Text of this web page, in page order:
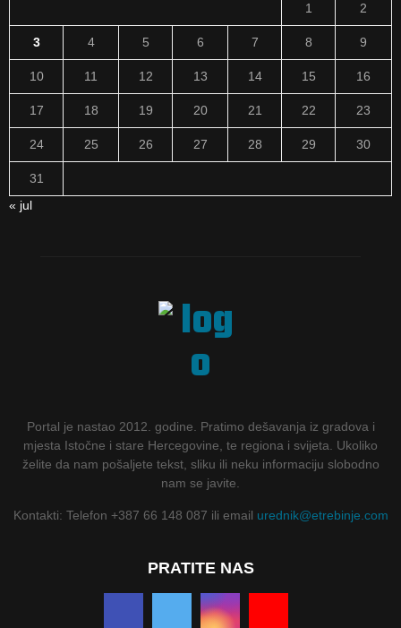
1 2
3 4 5 6 7 8 9
10 11 12 13 14 15 16
17 18 19 20 21 22 23
24 25 26 27 28 29 30
31
« jul
Portal je nastao 2012. godine. Pratimo dešavanja iz gradova i
mjesta Istočne i stare Hercegovine, te regiona i svijeta. Ukoliko
želite da nam pošaljete tekst, sliku ili neku informaciju slobodno
nam se javite.
Kontakti: Telefon +387 66 148 087 ili email urednik@etrebinje.com
PRATITE NAS